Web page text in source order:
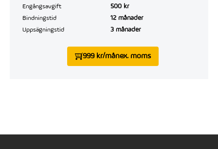
Engångsavgift 500 kr
Bindningstid 12 månader
Uppsägningstid 3 månader
999 kr/månex. moms